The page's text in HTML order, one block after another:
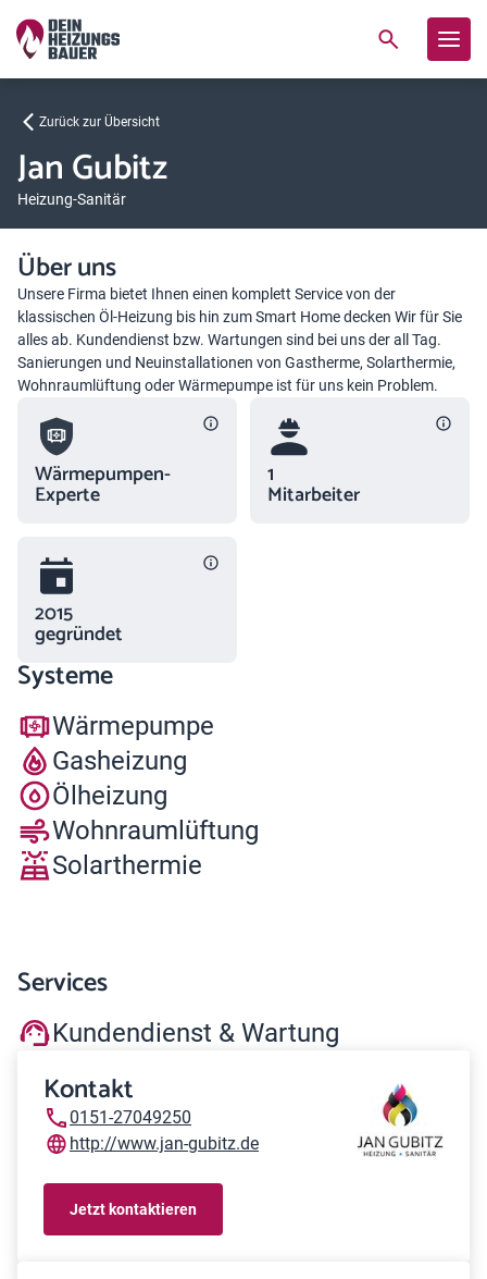
Zurück zur Übersicht
Jan Gubitz
Heizung-Sanitär
Über uns
Unsere Firma bietet Ihnen einen komplett Service von der
klassischen Öl-Heizung bis hin zum Smart Home decken Wir für Sie
alles ab. Kundendienst bzw. Wartungen sind bei uns der all Tag.
Sanierungen und Neuinstallationen von Gastherme, Solarthermie,
Wohnraumlüftung oder Wärmepumpe ist für uns kein Problem.
Wärmepumpen-
Experte
1
Mitarbeiter
2015
gegründet
Systeme
Wärmepumpe
Gasheizung
Ölheizung
Wohnraumlüftung
Solarthermie
Services
Kundendienst & Wartung
Kontakt
0151-27049250
http://www.jan-gubitz.de
Jetzt kontaktieren